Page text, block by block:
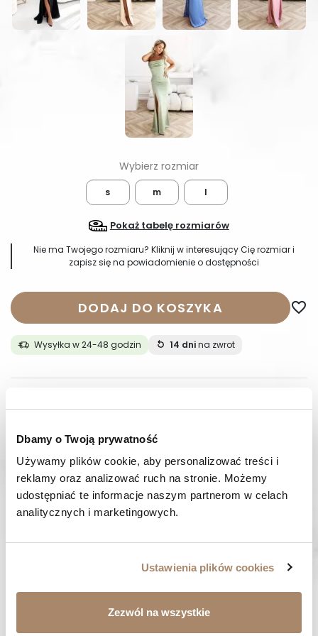
Dbamy o Twoją prywatność
Używamy plików cookie, aby personalizować treści i
reklamy oraz analizować ruch na stronie. Możemy
udostępniać te informacje naszym partnerom w celach
analitycznych i marketingowych.
Ustawienia plików cookies
Zezwól na wszystkie
s m l
Pokaż tabelę rozmiarów
Nie ma Twojego rozmiaru? Kliknij w interesujący Cię rozmiar i
zapisz się na powiadomienie o dostępności
DODAJ DO KOSZYKA favorite_border
Wysyłka w 24-48 godzin 14 dnina zwrot
SPOSOBY PŁATNOŚCI
OPINIE (0)
MASZ PYTANIE? Zadzwoń do nas :
Pracujemy od poniedziałku do piątku. Od godziny 9:00 do
godziny 15:00. +48 537 238 431
Zamówienia wysyłamy w ciągu 1-2 dni